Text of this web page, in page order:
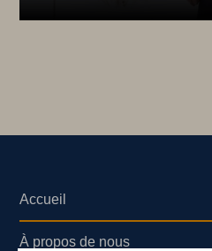
Accueil
À propos de nous